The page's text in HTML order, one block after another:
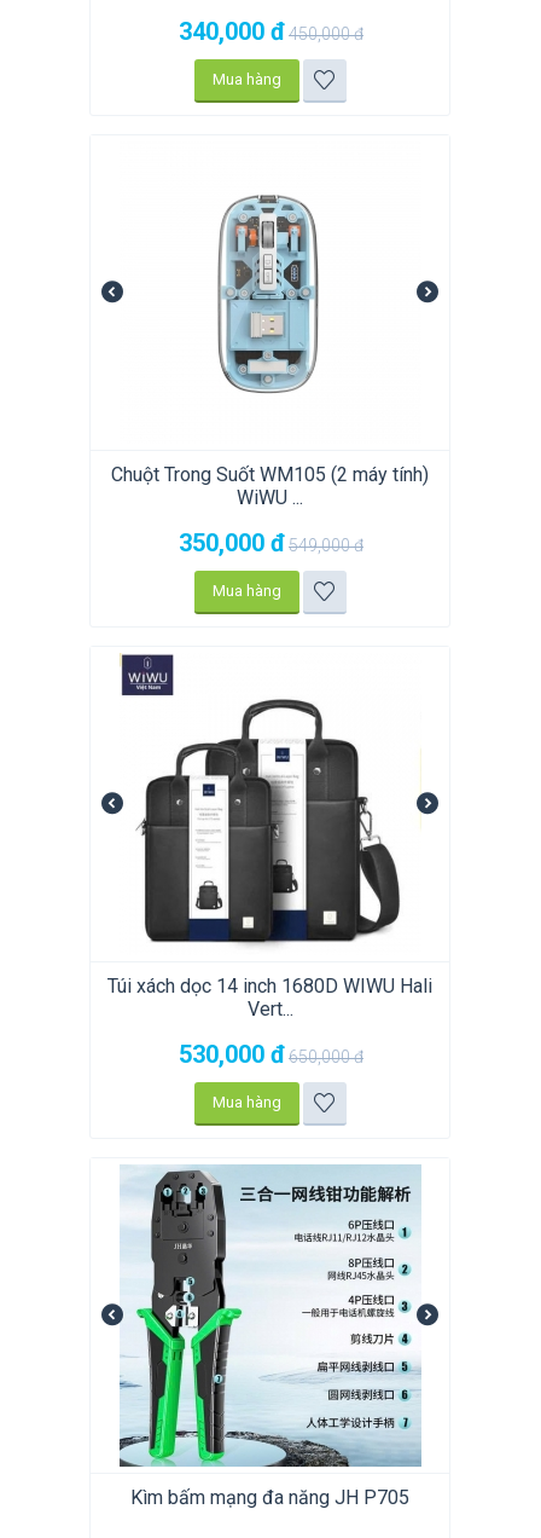
340,000 đ450,000đ
Mua hàng
Chuột Trong Suốt WM105 (2 máy tính)
WiWU ...
350,000 đ549,000đ
Mua hàng
Túi xách dọc 14 inch 1680D WIWU Hali
Vert...
530,000 đ650,000đ
Mua hàng
Kìm bấm mạng đa năng JH P705